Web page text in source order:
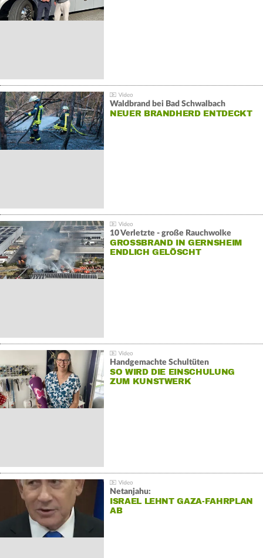
Waldbrand bei Bad Schwalbach
NEUER BRANDHERD ENTDECKT
10 Verletzte - große Rauchwolke
GROSSBRAND IN GERNSHEIM E
NDLICH GELÖSCHT
Handgemachte Schultüten
SO WIRD DIE EINSCHULUNG
ZUM KUNSTWERK
Netanjahu:
ISRAEL LEHNT GAZA-FAHRPLAN
AB